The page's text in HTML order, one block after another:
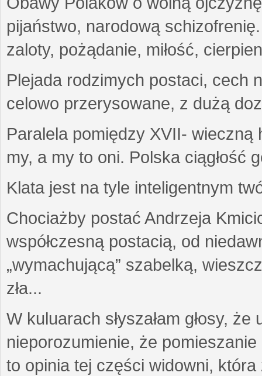
pijaństwo, narodową
zaloty, pożądanie, miłość,
Plejada rodzimych postaci, cech
celowo przerysowane, z dużą
Paralela pomiędzy XVII- wieczną
my, a my to oni. Polska ciągłość
Klata jest na tyle inteligentnym
Chociażby postać Andrzeja
współczesną postacią, od
„wymachującą” szabelką,
zła...
W kuluarach słyszałam głosy,
nieporozumienie, że
to opinia tej części widowni, która